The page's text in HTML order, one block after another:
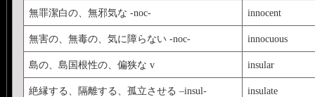
無罪潔白の、無邪気な -noc- innocent
無害の、無毒の、気に障らない -noc- innocuous
島の、島国根性の、偏狭な v insular
絶縁する、隔離する、孤立させる –insul- insulate